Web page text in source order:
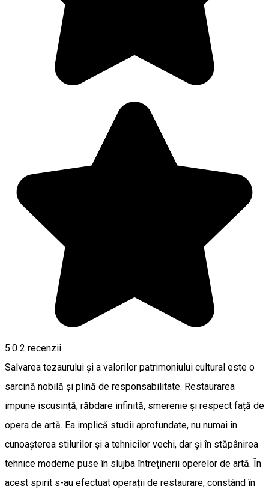
5.0 2 recenzii
Salvarea tezaurului și a valorilor patrimoniului cultural este o
sarcină nobilă și plină de responsabilitate. Restaurarea
impune iscusință, răbdare infinită, smerenie și respect față de
opera de artă. Ea implică studii aprofundate, nu numai în
cunoașterea stilurilor și a tehnicilor vechi, dar și în stăpânirea
tehnice moderne puse în slujba întreținerii operelor de artă. În
acest spirit s-au efectuat operații de restaurare, constând în